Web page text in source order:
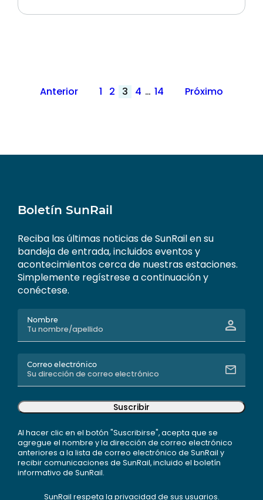
Paginación
Anterior 1 2 3 4 … 14 Próximo
Boletín SunRail
Reciba las últimas noticias de SunRail en su
bandeja de entrada, incluidos eventos y
acontecimientos cerca de nuestras estaciones.
Simplemente regístrese a continuación y
conéctese.
Nombre
Correo electrónico
Suscribir
Al hacer clic en el botón "Suscribirse", acepta que se
agregue el nombre y la dirección de correo electrónico
anteriores a la lista de correo electrónico de SunRail y
recibir comunicaciones de SunRail, incluido el boletín
informativo de SunRail.
SunRail respeta la privacidad de sus usuarios.